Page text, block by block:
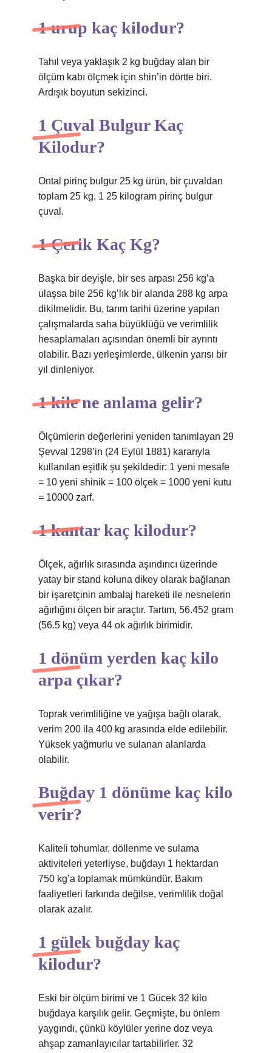
1 urup kaç kilodur?
Tahıl veya yaklaşık 2 kg buğday alan bir
ölçüm kabı ölçmek için shin’in dörtte biri.
Ardışık boyutun sekizinci.
1 Çuval Bulgur Kaç
Kilodur?
Ontal pirinç bulgur 25 kg ürün, bir çuvaldan
toplam 25 kg, 1 25 kilogram pirinç bulgur
çuval.
1 Çerik Kaç Kg?
Başka bir deyişle, bir ses arpası 256 kg’a
ulaşsa bile 256 kg’lık bir alanda 288 kg arpa
dikilmelidir. Bu, tarım tarihi üzerine yapılan
çalışmalarda saha büyüklüğü ve verimlilik
hesaplamaları açısından önemli bir ayrıntı
olabilir. Bazı yerleşimlerde, ülkenin yarısı bir
yıl dinleniyor.
1 kile ne anlama gelir?
Ölçümlerin değerlerini yeniden tanımlayan 29
Şevval 1298’in (24 Eylül 1881) kararıyla
kullanılan eşitlik şu şekildedir: 1 yeni mesafe
= 10 yeni shinik = 100 ölçek = 1000 yeni kutu
= 10000 zarf.
1 kantar kaç kilodur?
Ölçek, ağırlık sırasında aşındırıcı üzerinde
yatay bir stand koluna dikey olarak bağlanan
bir işaretçinin ambalaj hareketi ile nesnelerin
ağırlığını ölçen bir araçtır. Tartım, 56.452 gram
(56.5 kg) veya 44 ok ağırlık birimidir.
1 dönüm yerden kaç kilo
arpa çıkar?
Toprak verimliliğine ve yağışa bağlı olarak,
verim 200 ila 400 kg arasında elde edilebilir.
Yüksek yağmurlu ve sulanan alanlarda
olabilir.
Buğday 1 dönüme kaç kilo
verir?
Kaliteli tohumlar, döllenme ve sulama
aktiviteleri yeterliyse, buğdayı 1 hektardan
750 kg’a toplamak mümkündür. Bakım
faaliyetleri farkında değilse, verimlilik doğal
olarak azalır.
1 gülek buğday kaç
kilodur?
Eski bir ölçüm birimi ve 1 Gücek 32 kilo
buğdaya karşılık gelir. Geçmişte, bu önlem
yaygındı, çünkü köylüler yerine doz veya
ahşap zamanlayıcılar tartabilirler. 32